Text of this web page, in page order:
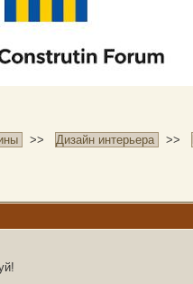
>> Дизайн интерьера >>